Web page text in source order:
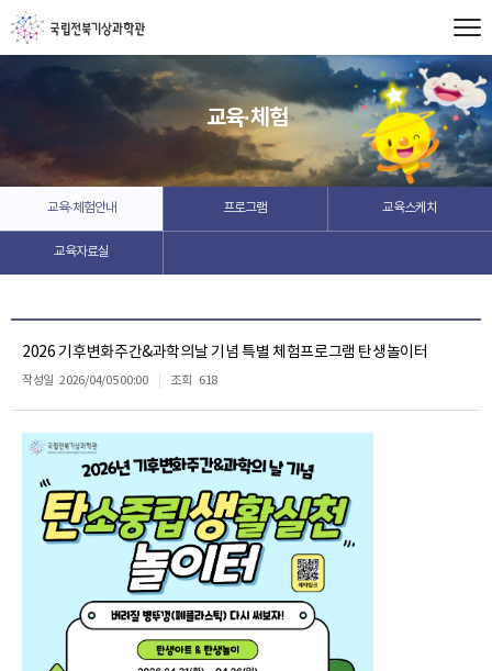
교육·체험
교육·체험안내 프로그램 교육스케치
교육자료실
2026 기후변화주간&과학의날 기념 특별 체험프로그램 탄생놀이터
작성일 2026/04/05 00:00 조회 618